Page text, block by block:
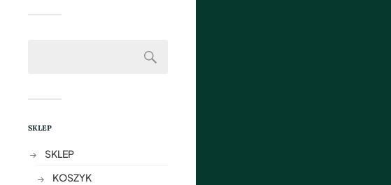
SKLEP
SKLEP
KOSZYK